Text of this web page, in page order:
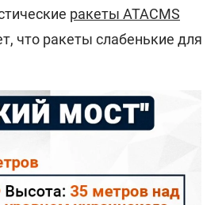
ракеты ATACMS
что ракеты слабенькие для